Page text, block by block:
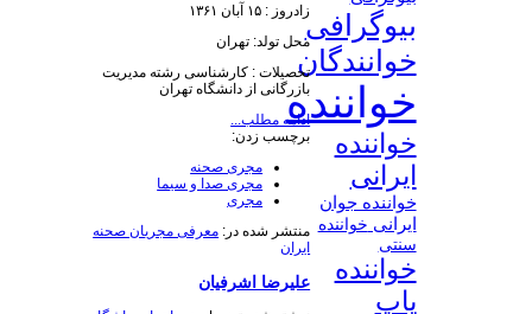
زادروز : ۱۵ آبان ۱۳۶۱
محل تولد: تهران
تحصیلات : کارشناسی رشته مدیریت
بازرگانی از دانشگاه تهران
ادامه مطلب...
برچسب زدن:
مجری صحنه
مجری صدا و سیما
مجری
منتشر شده در: معرفی مجریان صحنه
ایران
علیرضا اشرفیان
بیوگرافی
خوانندگان
خواننده
خواننده
ایرانی
خواننده جوان
ایرانی خواننده
سنتی
خواننده
پاپ